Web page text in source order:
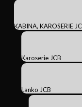
KABINA, KAROSERIE
Karoserie JCB
Lanko JCB